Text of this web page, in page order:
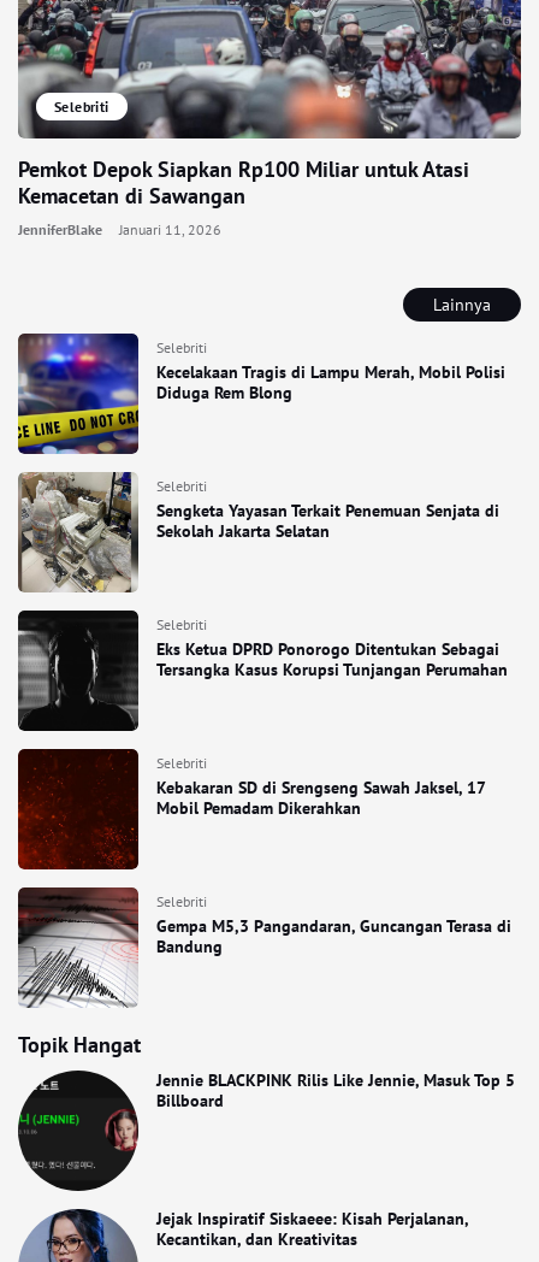
Lainnya
Selebriti
Kecelakaan Tragis di Lampu Merah, Mobil Polisi
Diduga Rem Blong
Selebriti
Sengketa Yayasan Terkait Penemuan Senjata di
Sekolah Jakarta Selatan
Selebriti
Eks Ketua DPRD Ponorogo Ditentukan Sebagai
Tersangka Kasus Korupsi Tunjangan Perumahan
Selebriti
Kebakaran SD di Srengseng Sawah Jaksel, 17
Mobil Pemadam Dikerahkan
Selebriti
Gempa M5,3 Pangandaran, Guncangan Terasa di
Bandung
Topik Hangat
Jennie BLACKPINK Rilis Like Jennie, Masuk Top 5
Billboard
Jejak Inspiratif Siskaeee: Kisah Perjalanan,
Kecantikan, dan Kreativitas
Selebriti
Pemkot Depok Siapkan Rp100 Miliar untuk Atasi
Kemacetan di Sawangan
JenniferBlake Januari 11, 2026